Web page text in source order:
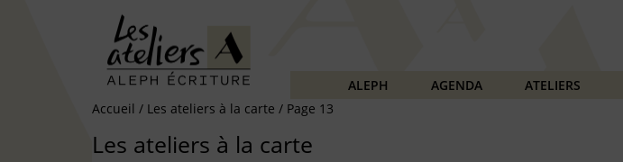
ALEPH AGENDA ATELIERS
Accueil / Les ateliers à la carte / Page 13
Les ateliers à la carte